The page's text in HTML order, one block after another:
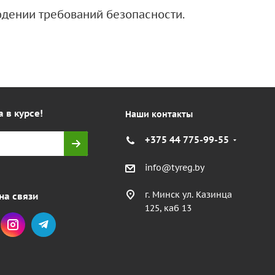
требований безопасности.
в курсе!
связи
Наши контакты
+375 44 775-99-55
info@tyreg.by
г. Минск ул. Казинца
125, каб 13